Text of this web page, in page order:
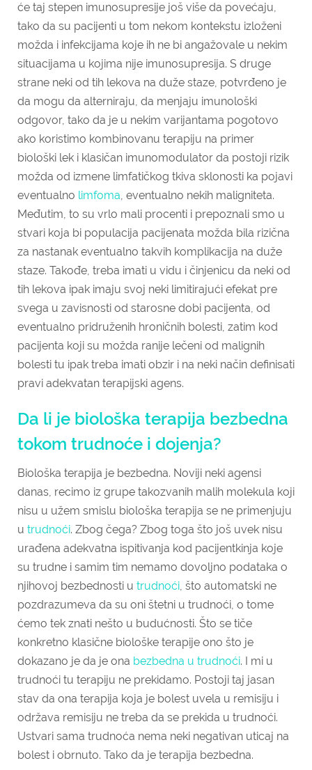
će taj stepen imunosupresije još više da povećaju,
tako da su pacijenti u tom nekom kontekstu izloženi
možda i infekcijama koje ih ne bi angažovale u nekim
situacijama u kojima nije imunosupresija. S druge
strane neki od tih lekova na duže staze, potvrđeno je
da mogu da alterniraju, da menjaju imunološki
odgovor, tako da je u nekim varijantama pogotovo
ako koristimo kombinovanu terapiju na primer
biološki lek i klasičan imunomodulator da postoji rizik
možda od izmene limfatičkog tkiva sklonosti ka pojavi
eventualno limfoma, eventualno nekih maligniteta.
Međutim, to su vrlo mali procenti i prepoznali smo u
stvari koja bi populacija pacijenata možda bila rizična
za nastanak eventualno takvih komplikacija na duže
staze. Takođe, treba imati u vidu i činjenicu da neki od
tih lekova ipak imaju svoj neki limitirajući efekat pre
svega u zavisnosti od starosne dobi pacijenta, od
eventualno pridruženih hroničnih bolesti, zatim kod
pacijenta koji su možda ranije lečeni od malignih
bolesti tu ipak treba imati obzir i na neki način definisati
pravi adekvatan terapijski agens.
Da li je biološka terapija bezbedna
tokom trudnoće i dojenja?
Biološka terapija je bezbedna. Noviji neki agensi
danas, recimo iz grupe takozvanih malih molekula koji
nisu u užem smislu biološka terapija se ne primenjuju
u trudnoći. Zbog čega? Zbog toga što još uvek nisu
urađena adekvatna ispitivanja kod pacijentkinja koje
su trudne i samim tim nemamo dovoljno podataka o
njihovoj bezbednosti u trudnoći, što automatski ne
pozdrazumeva da su oni štetni u trudnoći, o tome
ćemo tek znati nešto u budućnosti. Što se tiče
konkretno klasične biološke terapije ono što je
dokazano je da je ona bezbedna u trudnoći. I mi u
trudnoći tu terapiju ne prekidamo. Postoji taj jasan
stav da ona terapija koja je bolest uvela u remisiju i
održava remisiju ne treba da se prekida u trudnoći.
Ustvari sama trudnoća nema neki negativan uticaj na
bolest i obrnuto. Tako da je terapija bezbedna.